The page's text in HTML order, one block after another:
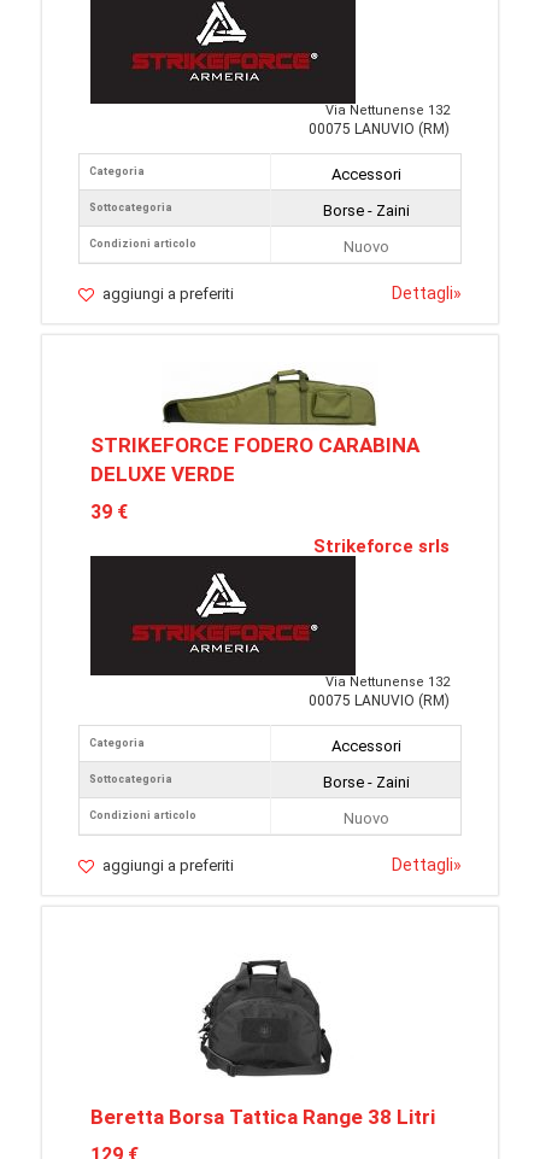
Via Nettunense 132
00075 LANUVIO (RM)
Categoria
Sottocategoria
Condizioni articolo
Accessori
Borse - Zaini
Nuovo
aggiungi a preferiti Dettagli»
STRIKEFORCE FODERO CARABINA
DELUXE VERDE
39 €
Strikeforce srls
Via Nettunense 132
00075 LANUVIO (RM)
Categoria
Sottocategoria
Condizioni articolo
Accessori
Borse - Zaini
Nuovo
aggiungi a preferiti Dettagli»
Beretta Borsa Tattica Range 38 Litri